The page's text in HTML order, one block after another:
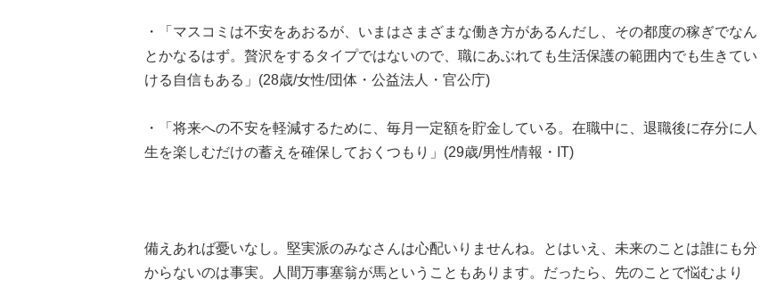
・「マスコミは不安をあおるが、いまはさまざまな働き方があるんだし、その都度の稼ぎでなん
とかなるはず。贅沢をするタイプではないので、職にあぶれても生活保護の範囲内でも生きてい
ける自信もある」(28歳/女性/団体・公益法人・官公庁)
・「将来への不安を軽減するために、毎月一定額を貯金している。在職中に、退職後に存分に人
生を楽しむだけの蓄えを確保しておくつもり」(29歳/男性/情報・IT)
備えあれば憂いなし。堅実派のみなさんは心配いりませんね。とはいえ、未来のことは誰にも分
からないのは事実。人間万事塞翁が馬ということもあります。だったら、先のことで悩むより